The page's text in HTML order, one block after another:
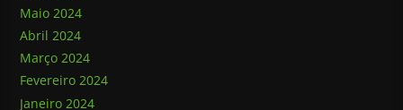
Maio 2024
Abril 2024
Março 2024
Fevereiro 2024
Janeiro 2024